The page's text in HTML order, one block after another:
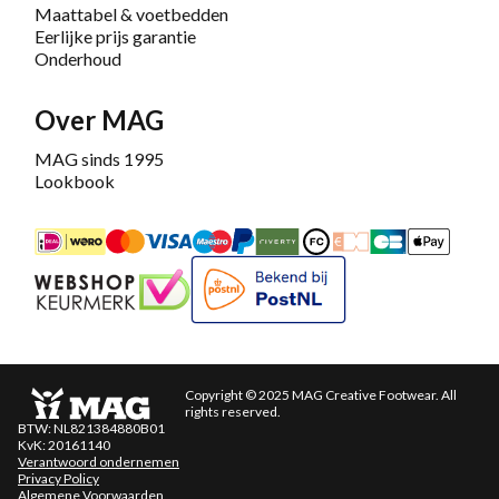
Maattabel & voetbedden
Eerlijke prijs garantie
Onderhoud
Over MAG
MAG sinds 1995
Lookbook
iDEALMastercardBancontact
Maestro
PayPalRiverty/Afterpay
FashionCheque
Overboeking
CarteApple
Keurmerk
Copyright © 2025 MAG Creative Footwear. All
rights reserved.
BTW: NL821384880B01
KvK: 20161140
Verantwoord ondernemen
Privacy Policy
Algemene Voorwaarden